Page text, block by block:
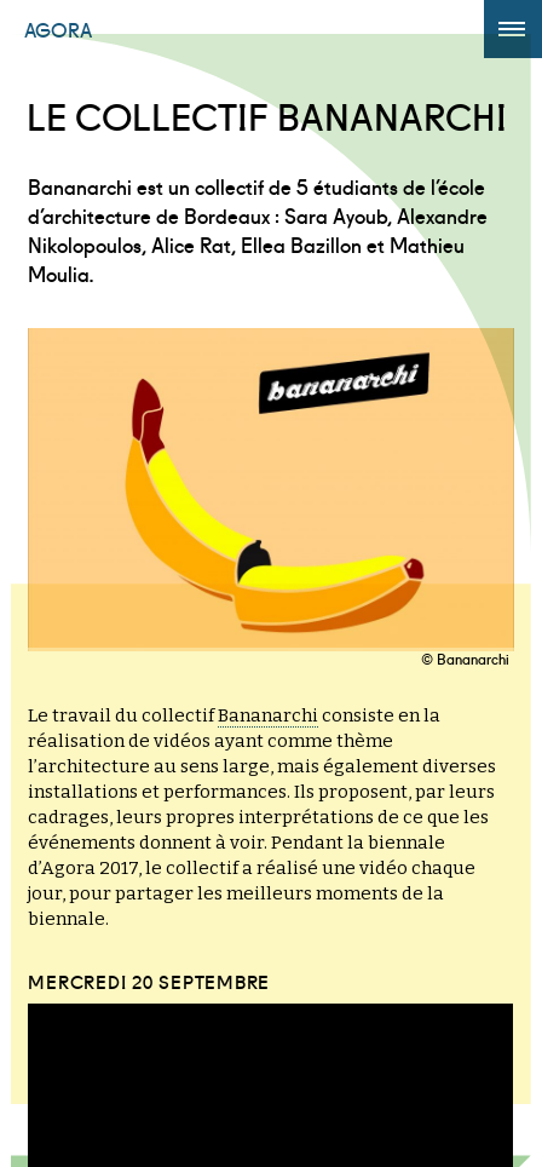
AGORA
AGORA +
Powered by Translate
LE COLLECTIF BANANARCHI
Bananarchi est un collectif de 5 étudiants de l’école
d’architecture de Bordeaux : Sara Ayoub, Alexandre
Nikolopoulos, Alice Rat, Ellea Bazillon et Mathieu
Moulia.
© Bananarchi
Le travail du collectifBananarchiconsiste en la
réalisation de vidéos ayant comme thème
l’architecture au sens large, mais également diverses
installations et performances. Ils proposent, par leurs
cadrages, leurs propres interprétations de ce que les
événements donnent à voir. Pendant la biennale
d’Agora 2017, le collectif a réalisé une vidéo chaque
jour, pour partager les meilleurs moments de la
biennale.
MERCREDI 20 SEPTEMBRE